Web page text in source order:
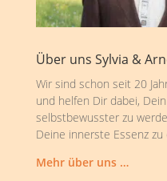
Über uns Sylvia &
Wir sind schon seit 20
und helfen Dir dabei,
selbstbewusster zu
Deine innerste Essenz zu
Mehr über uns …